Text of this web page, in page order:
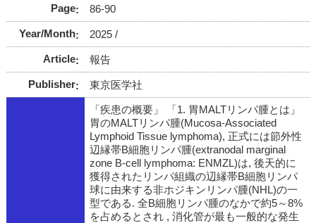
Page 86-90
Year/Month 2025 /
Article 報告
Publisher 東京医学社
「疾患の概要」 「1. 胃MALTリンパ腫とは」
胃のMALTリンパ腫(Mucosa-Associated
Lymphoid Tissue lymphoma), 正式には節外性
辺縁帯B細胞リンパ腫(extranodal marginal
zone B-cell lymphoma: ENMZL)は, 後天的に
獲得されたリンパ組織の辺縁帯B細胞リンパ
球に由来する非ホジキンリンパ腫(NHL)の一
型である. 全B細胞リンパ腫のなかで約5～8%
を占めるとされ , 消化管が最も一般的な発生